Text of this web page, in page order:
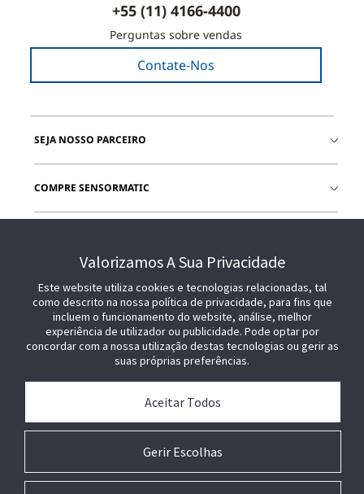
+55 (11) 4166-4400
Perguntas sobre vendas
Contate-Nos
SEJA NOSSO PARCEIRO
COMPRE SENSORMATIC
Valorizamos A Sua Privacidade
Este website utiliza cookies e tecnologias relacionadas, tal
como descrito na nossa política de privacidade, para fins que
incluem o funcionamento do website, análise, melhor
experiência de utilizador ou publicidade. Pode optar por
concordar com a nossa utilização destas tecnologias ou gerir as
suas próprias preferências.
Gerir Escolhas
Aceitar Todos